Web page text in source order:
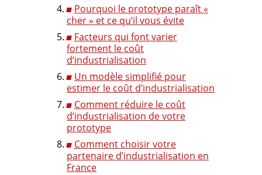
Pourquoi le prototype paraît «
cher » et ce qu’il vous évite
Facteurs qui font varier
fortement le coût
d’industrialisation
Un modèle simplifié pour
estimer le coût d’industrialisation
Comment réduire le coût
d’industrialisation de votre
prototype
Comment choisir votre
partenaire d’industrialisation en
France